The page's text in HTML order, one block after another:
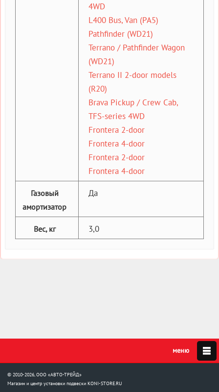
4WD
L400 Bus, Van (PA5)
Pathfinder (WD21)
Terrano / Pathfinder Wagon
(WD21)
Terrano II 2-door models
(R20)
Brava Pickup / Crew Cab,
TFS-series 4WD
Frontera 2-door
Frontera 4-door
Frontera 2-door
Frontera 4-door
Газовый
амортизатор
Да
Вес, кг 3,0
© 2010-2026, ООО «АВТО-ТРЕЙД»
Магазин и центр установки подвески KONI-STORE.RU